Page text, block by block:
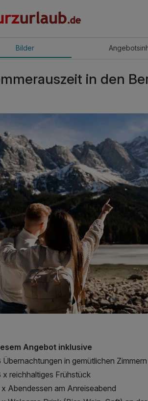
Bilder Angebot
in den
Angebot inklusive
Übernachtungen in gemütlichen Zimmern
x reichhaltiges Frühstück
x Abendessen am Anreiseabend